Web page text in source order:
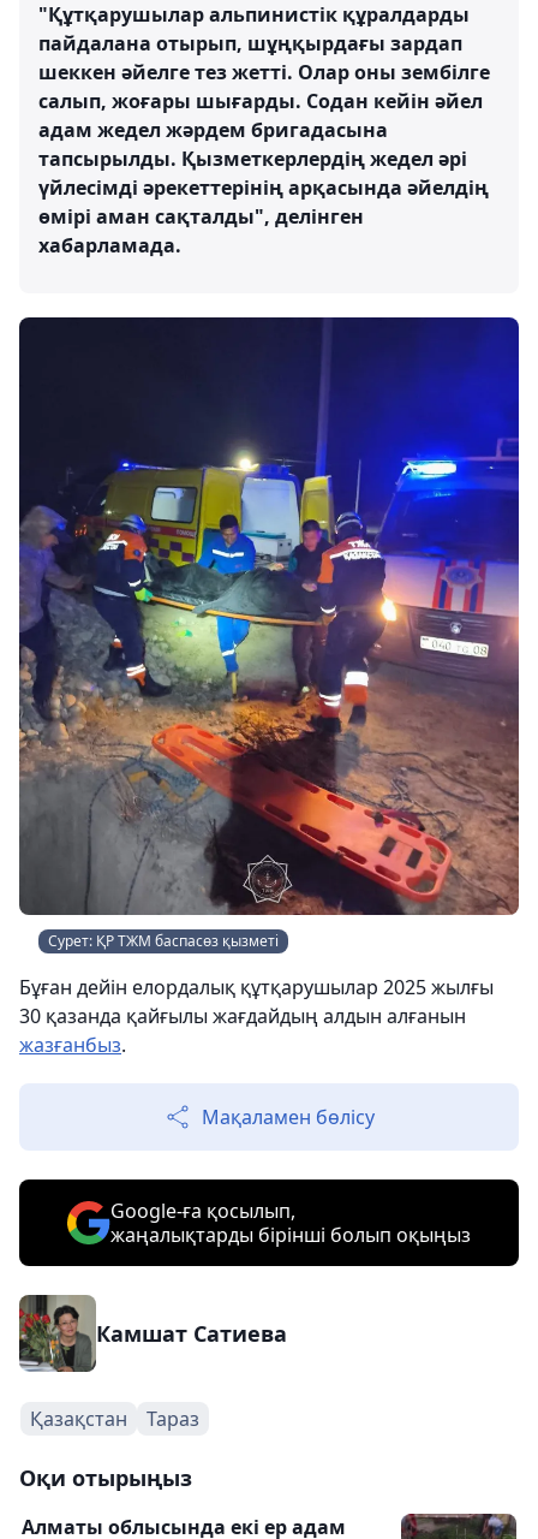
"Құтқарушылар альпинистік құралдарды
пайдалана отырып, шұңқырдағы зардап
шеккен әйелге тез жетті. Олар оны зембілге
салып, жоғары шығарды. Содан кейін әйел
адам жедел жәрдем бригадасына
тапсырылды. Қызметкерлердің жедел әрі
үйлесімді әрекеттерінің арқасында әйелдің
өмірі аман сақталды", делінген
хабарламада.
Сурет: ҚР ТЖМ баспасөз қызметі
Бұған дейін елордалық құтқарушылар 2025 жылғы
30 қазанда қайғылы жағдайдың алдын алғанын
жазғанбыз.
Мақаламен бөлісу
Google-ға қосылып,
жаңалықтарды бірінші болып оқыңыз
Камшат Сатиева
Қазақстан Тараз
Оқи отырыңыз
Алматы облысында екі ер адам